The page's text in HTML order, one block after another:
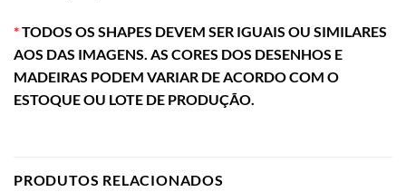
*TODOS OS SHAPES DEVEM SER IGUAIS OU SIMILARES
AOS DAS IMAGENS. AS CORES DOS DESENHOS E
MADEIRAS PODEM VARIAR DE ACORDO COM O
ESTOQUE OU LOTE DE PRODUÇÃO.
PRODUTOS RELACIONADOS